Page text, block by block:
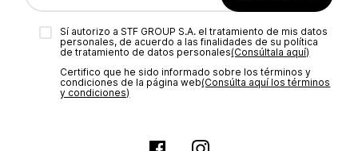
Sí autorizo a STF GROUP S.A. el tratamiento de mis datos
personales, de acuerdo a las finalidades de su política
de tratamiento de datos personales‎(Consúltala aquí)
Certifico que he sido informado sobre los términos y
condiciones de la página web‎(Consúlta aquí los términos
y condiciones)